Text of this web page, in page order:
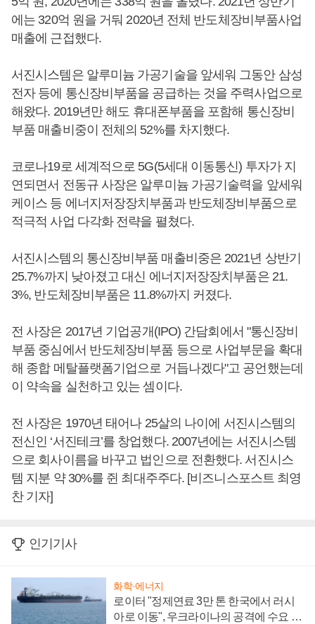
에는 320억 원을 거둬 2020년 전체 반도체장비부품사업
매출에 근접했다.
서진시스템은 알루미늄 가공기술을 앞세워 그동안 삼성
전자 등에 통신장비부품을 공급하는 것을 주력사업으로
해왔다. 2019년만 해도 휴대폰부품을 포함해 통신장비
부품 매출비중이 전체의 52%를 차지했다.
코로나19로 세계적으로 5G(5세대 이동통신) 투자가 지
연되면서 전동규 사장은 알루미늄 가공기술력을 앞세워
케이스 등 에너지저장장치부품과 반도체장비부품으로
적극적 사업 다각화 전략을 펼쳤다.
서진시스템의 통신장비부품 매출비중은 2021년 상반기
25.7%까지 낮아졌고 대신 에너지저장장치부품은 21.
3%, 반도체장비부품은 11.8%까지 커졌다.
전 사장은 2017년 기업공개(IPO) 간담회에서 "통신장비
부품 중심에서 반도체장비부품 등으로 사업부문을 확대
해 종합 메탈플랫폼기업으로 거듭나겠다"고 공언했는데
이 약속을 실천하고 있는 셈이다.
전 사장은 1970년 태어나 25살의 나이에 서진시스템의
전신인 ‘서진테크’를 창업했다. 2007년에는 서진시스템
으로 회사이름을 바꾸고 법인으로 전환했다. 서진시스
템 지분 약 30%를 쥔 최대주주다. [비즈니스포스트 최영
찬 기자]
인기기사
화학·에너지
로이터 "정제연료 3만 톤 한국에서 러시
아로 이동", 우크라이나의 공격에 수요 늘